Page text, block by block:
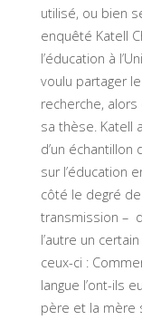
utilisé, ou bien
enquêté Katell
l’éducation à
voulu partager
recherche,
sa thèse. Katell
d’un
sur l’éducation
côté le degré
transmission –
l’autre un
ceux-ci :
langue l’ont-ils
père et la mère